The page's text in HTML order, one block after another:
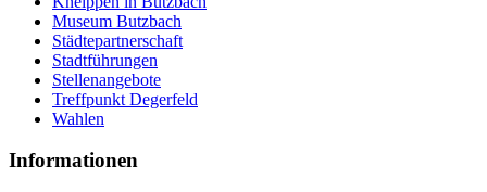
Museum Butzbach
Städtepartnerschaft
Stadtführungen
Stellenangebote
Treffpunkt Degerfeld
Wahlen
Informationen